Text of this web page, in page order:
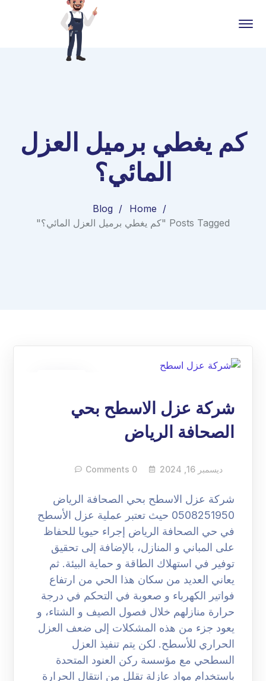
كم يغطي برميل العزل
المائي؟
Home
Blog
Posts Tagged "كم يغطي برميل العزل المائي؟"
شركة عزل الاسطح بحي
الصحافة الرياض
ديسمبر 16, 2024 0 Comments
شركة عزل الاسطح بحي الصحافة الرياض
0508251950 حيث تعتبر عملية عزل الأسطح
في حي الصحافة الرياض إجراء حيويا للحفاظ
على المباني و المنازل، بالإضافة إلى تحقيق
توفير في استهلاك الطاقة و حماية البيئة. ثم
يعاني العديد من سكان هذا الحي من ارتفاع
فواتير الكهرباء و صعوبة في التحكم في درجة
حرارة منازلهم خلال فصول الصيف و الشتاء، و
يعود جزء من هذه المشكلات إلى ضعف العزل
الحراري للأسطح. لكن يتم تنفيذ العزل
السطحي مع مؤسسة ركن العنود المتحدة
باستخدام مواد عازلة تقلل من انتقال الحرارة